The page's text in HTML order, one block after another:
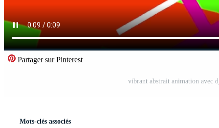
Partager sur Pinterest
vibrant abstrait animation avec
Mots-clés associés